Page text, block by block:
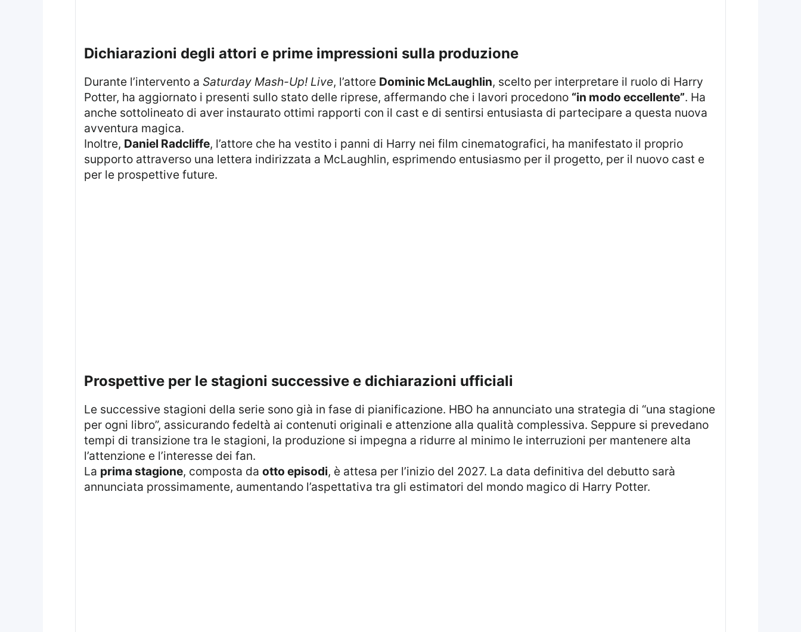
dichiarazioni degli attori e prime impressioni sulla produzione
Durante l’intervento a Saturday Mash-Up! Live, l’attore Dominic McLaughlin, scelto per interpretare il ruolo di Harry
Potter, ha aggiornato i presenti sullo stato delle riprese, affermando che i lavori procedono “in modo eccellente”. Ha
anche sottolineato di aver instaurato ottimi rapporti con il cast e di sentirsi entusiasta di partecipare a questa nuova
avventura magica.
Inoltre, Daniel Radcliffe, l’attore che ha vestito i panni di Harry nei film cinematografici, ha manifestato il proprio
supporto attraverso una lettera indirizzata a McLaughlin, esprimendo entusiasmo per il progetto, per il nuovo cast e
per le prospettive future.
prospettive per le stagioni successive e dichiarazioni ufficiali
Le successive stagioni della serie sono già in fase di pianificazione. HBO ha annunciato una strategia di “una stagione
per ogni libro”, assicurando fedeltà ai contenuti originali e attenzione alla qualità complessiva. Seppure si prevedano
tempi di transizione tra le stagioni, la produzione si impegna a ridurre al minimo le interruzioni per mantenere alta
l’attenzione e l’interesse dei fan.
La prima stagione, composta da otto episodi, è attesa per l’inizio del 2027. La data definitiva del debutto sarà
annunciata prossimamente, aumentando l’aspettativa tra gli estimatori del mondo magico di Harry Potter.